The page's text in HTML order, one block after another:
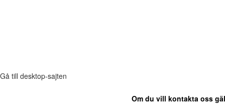
Gå till desktop-sajten
Om du vill kontakta oss